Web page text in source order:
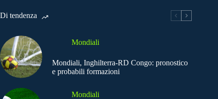
Di tendenza
Mondiali
Mondiali, Inghilterra-RD Congo: pronostico
e probabili formazioni
Mondiali